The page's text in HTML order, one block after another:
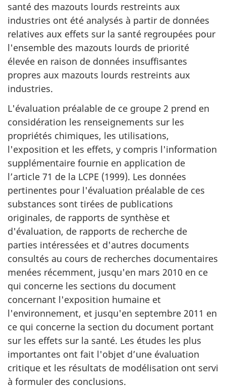
santé des mazouts lourds restreints aux
industries ont été analysés à partir de données
relatives aux effets sur la santé regroupées pour
l'ensemble des mazouts lourds de priorité
élevée en raison de données insuffisantes
propres aux mazouts lourds restreints aux
industries.
L'évaluation préalable de ce groupe 2 prend en
considération les renseignements sur les
propriétés chimiques, les utilisations,
l'exposition et les effets, y compris l'information
supplémentaire fournie en application de
l’article 71 de la LCPE (1999). Les données
pertinentes pour l'évaluation préalable de ces
substances sont tirées de publications
originales, de rapports de synthèse et
d'évaluation, de rapports de recherche de
parties intéressées et d'autres documents
consultés au cours de recherches documentaires
menées récemment, jusqu'en mars 2010 en ce
qui concerne les sections du document
concernant l'exposition humaine et
l'environnement, et jusqu'en septembre 2011 en
ce qui concerne la section du document portant
sur les effets sur la santé. Les études les plus
importantes ont fait l'objet d’une évaluation
critique et les résultats de modélisation ont servi
à formuler des conclusions.